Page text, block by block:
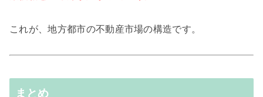
これが、地方都市の不動産市場の構造です。
まとめ